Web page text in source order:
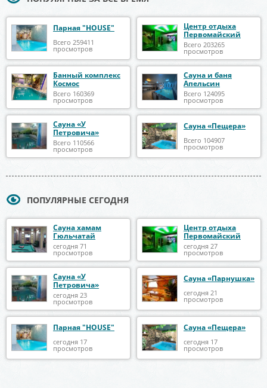
Парная "HOUSE"
Всего 259411
просмотров
Центр отдыха
Первомайский
Всего 203265
просмотров
Банный комплекс
Космос
Всего 160369
просмотров
Сауна и баня
Апельсин
Всего 124095
просмотров
Сауна «У
Петровича»
Всего 110566
просмотров
Сауна «Пещера»
Всего 104907
просмотров
ПОПУЛЯРНЫЕ СЕГОДНЯ
Сауна хамам
Гюльчатай
сегодня 71
просмотров
Центр отдыха
Первомайский
сегодня 27
просмотров
Сауна «У
Петровича»
сегодня 23
просмотров
Сауна «Парнушка»
сегодня 21
просмотров
Парная "HOUSE"
сегодня 17
просмотров
Сауна «Пещера»
сегодня 17
просмотров